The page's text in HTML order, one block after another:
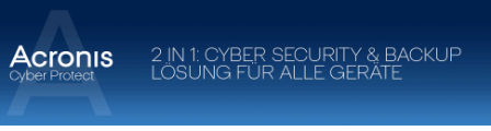
Inhalt
springen